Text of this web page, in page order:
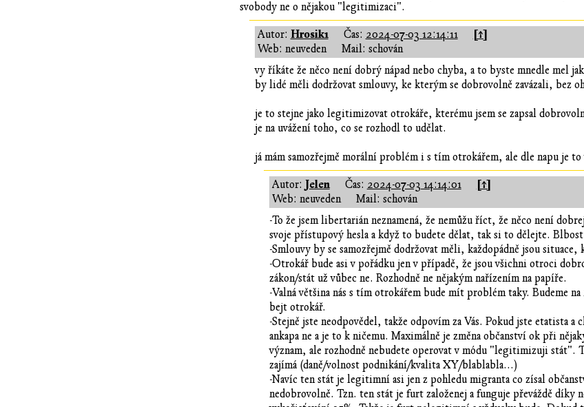
svobody ne o nějakou "legitimizaci".
Autor: Hrosik1 Čas: 2024-07-03 12:14:11 [↑]
Web: neuveden
Mail: schován
vy říkáte že něco není dobrý nápad nebo chyba, a to byste mnedle mel
by lidé měli dodržovat smlouvy, ke kterým se dobrovolně zavázali, bez
je to stejne jako legitimizovat otrokáře, kterému jsem se zapsal
je na uvážení toho, co se rozhodl to udělat.
já mám samozřejmě morální problém i s tím otrokářem, ale dle napu je
Autor: Jelen Čas: 2024-07-03 14:14:01 [↑]
Web: neuveden
Mail: schován
-To že jsem libertarián neznamená, že nemůžu říct, že něco není
svoje přístupový hesla a když to budete dělat, tak si to dělejte.
-Smlouvy by se samozřejmě dodržovat měli, každopádně jsou
-Otrokář bude asi v pořádku jen v případě, že jsou všichni otroci
zákon/stát už vůbec ne. Rozhodně ne nějakým nařízením na papíře.
-Valná většina nás s tím otrokářem bude mít problém taky. Budeme
bejt otrokář.
-Stejně jste neodpovědel, takže odpovím za Vás. Pokud jste etatista
ankapa ne a je to k ničemu. Maximálně je změna občanství ok při
význam, ale rozhodně nebudete operovat v módu "legitimizuji stát".
zajímá (daně/volnost podnikání/kvalita XY/blablabla...)
-Navíc ten stát je legitimní asi jen z pohledu migranta co zísal
nedobrovolně. Tzn. ten stát je furt založenej a funguje převáždě